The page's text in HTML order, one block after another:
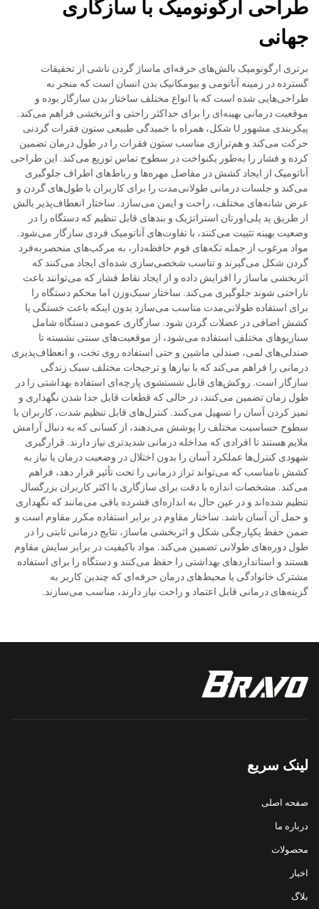
طراحی ارگونومیک با سازگاری
جهانی
برتری ارگونومیک بالش‌های حرفه‌ای ماساژ گردن ناشی از تحقیقات
گسترده در زمینه آناتومی و بیومکانیک بدن انسان است که منجر به
طراحی‌هایی شده است که با انواع مختلف ساختار بدن سازگار بوده و
موقعیت درمانی بهینه‌ای را برای حداکثر راحتی و اثربخشی فراهم می‌کند.
پیکربندی مشهور U شکل، همراه با خمیدگی طبیعی ستون فقرات گردنی
حرکت می‌کند و هم‌ترازی مناسب ستون فقرات را در طول درمان تضمین
کرده و فشار را به‌طور یکنواخت در سطوح تماس توزیع می‌کند. این طراحی
آناتومیک از ایجاد کشش در مفاصل مهره‌ها و رباط‌های اطراف جلوگیری
می‌کند و جلسات درمانی طولانی‌مدت را برای کاربران با طول‌های گردن و
عرض شانه‌های مختلف، راحت و ایمن می‌سازد. ساختار انعطاف‌پذیر بالش
از طریق پد پلی‌اورتان استراتژیک و بند‌های قابل تنظیم که دستگاه را در
وضعیت بهینه تثبیت می‌کنند، با تفاوت‌های آناتومیک فردی سازگار می‌شود.
مواد مرغوب از جمله تکه‌های فوم حافظه‌دار، به مرکب‌های منحصربه‌فرد
گردن شکل می‌گیرند و تناسب شخصی‌سازی شده‌ای ایجاد می‌کنند که
اثربخشی ماساژ را افزایش داده و از ایجاد نقاط فشار که می‌توانند باعث
ناراحتی شوند جلوگیری می‌کند. ساختار سبک‌وزن اما محکم دستگاه را
برای استفاده طولانی‌مدت مناسب می‌سازد بدون اینکه باعث خستگی یا
کشش اضافی در عضلات گردن شود. سازگاری عمومی دستگاه شامل
سناریوهای مختلف استفاده می‌شود، از موقعیت‌های سنتی نشسته تا
صندلی‌های لمی، صندلی ماشین و حتی استفاده روی تخت، و انعطاف‌پذیری
درمانی را فراهم می‌کند که با نیازها و ترجیحات مختلف سبک زندگی
سازگار است. روکش‌های قابل شستشوی پارچه‌ای استفاده بهداشتی را در
طول زمان تضمین می‌کنند، در حالی که قطعات قابل جدا شدن نگهداری و
تمیز کردن آسان را تسهیل می‌کنند. کنترل‌های قابل تنظیم شدت، کاربران با
سطوح حساسیت مختلف را پوشش می‌دهند، از کسانی که به دنبال آرامش
ملایم هستند تا افرادی که مداخله درمانی شدیدتری نیاز دارند. قرارگیری
شهودی کنترل‌ها عملکرد آسان را بدون اختلال در وضعیت درمان یا نیاز به
کشش نامناسب که می‌تواند تراز درمانی را تحت تأثیر قرار دهد، فراهم
می‌کند. مشخصات اندازه با دقت برای سازگاری با اکثر کاربران بزرگسال
تنظیم شده‌اند و در عین حال به اندازه‌ای فشرده باقی می‌مانند که نگهداری
و حمل آن آسان باشد. ساختار مقاوم در برابر استفاده مکرر مقاوم است و
ضمن حفظ یکپارچگی شکل و اثربخشی ماساژ، نتایج درمانی ثابتی را در
طول دوره‌های طولانی تضمین می‌کند. مواد باکیفیت در برابر سایش مقاوم
هستند و استانداردهای بهداشتی را حفظ می‌کنند و دستگاه را برای استفاده
مشترک خانوادگی یا محیط‌های درمان حرفه‌ای که چندین کاربر به
گزینه‌های درمانی قابل اعتماد و راحت نیاز دارند، مناسب می‌سازند.
لینک سریع
صفحه اصلی
درباره ما
محصولات
اخبار
بلاگ